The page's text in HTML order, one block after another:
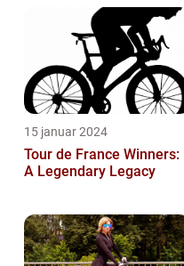
15 januar 2024
Tour de France Winners:
A Legendary Legacy